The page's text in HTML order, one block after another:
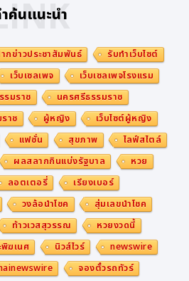
ส โฮลดิงส์ อิงค์
จำกัด
ทยแลนด์
ค้นแนะนำ
กข่าวประชาสัมพันธ์
รับทำเว็บไซต์
เว็บเซลเพจ
เว็บเซลเพจโรงแรม
รมราช
นครศรีธรรมราช
าช
ผู้หญิง
เว็บไซต์ผู้หญิง
แฟชั่น สุขภาพ
ไลฟ์สไตล์
ผลสลากกินแบ่งรัฐบาล
หวย
ลอตเตอรี่
เรียงเบอร์
วงล้อนำโชค
สุ่มเลขนำโชค
ท้าวเวสสุวรรณ
หวยงวดนี้
ฆเนศ นิวส์ไวร์
newswire
จองตั๋วรถทัวร์